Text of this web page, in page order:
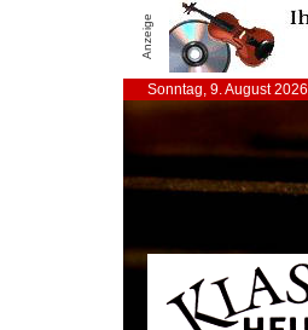
Anzeige
Sonntag, 9. August 2026